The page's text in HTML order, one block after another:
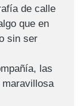
de calle
que en
sin ser
las